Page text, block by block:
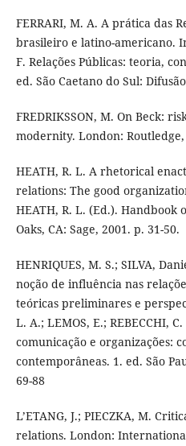
FERRARI, M. A. A prática das
brasileiro e latino-americano.
F. Relações Públicas: teoria,
ed. São Caetano do Sul:
FREDRIKSSON, M. On Beck:
modernity. London: Routledge,
HEATH, R. L. A rhetorical
relations: The good
HEATH, R. L. (Ed.).
Oaks, CA: Sage, 2001. p. 31-50.
HENRIQUES, M. S.; SILVA,
noção de influência nas
teóricas preliminares e
L. A.; LEMOS, E.; REBECCHI,
comunicação e organizações:
contemporâneas. 1. ed. São
69-88
L’ETANG, J.; PIECZKA, M.
relations. London: